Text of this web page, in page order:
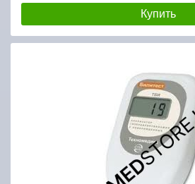
Купить